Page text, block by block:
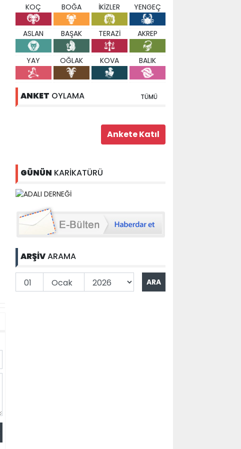
KOÇ BOĞA İKİZLER YENGEÇ
ASLAN BAŞAK TERAZİ AKREP
YAY OĞLAK KOVA BALIK
ANKET OYLAMA TÜMÜ
GÜNÜN KARİKATÜRÜ
ARŞİVARAMA